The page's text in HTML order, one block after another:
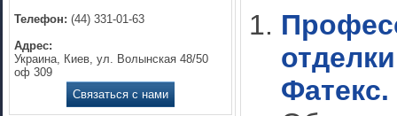
Телефон: (44) 331-01-63
Адрес:
Украина, Киев, ул. Волынская 48/50
оф 309
Связаться с нами
Фатекс.